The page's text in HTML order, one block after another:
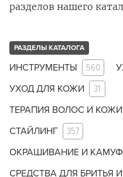
разделов нашего
РАЗДЕЛЫ КАТАЛОГА
ИНСТРУМЕНТЫ 560
УХОД ДЛЯ КОЖИ 31
ТЕРАПИЯ ВОЛОС И
СТАЙЛИНГ 357
ОКРАШИВАНИЕ И
СРЕДСТВА ДЛЯ БРИТЬЯ